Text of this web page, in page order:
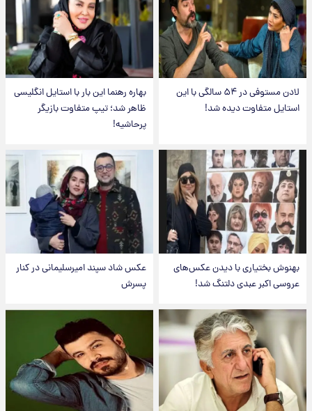
لادن مستوفی در ۵۴ سالگی با این
استایل متفاوت دیده شد!
بهاره رهنما این بار با استایل انگلیسی
ظاهر شد؛ تیپ متفاوت بازیگر
پرحاشیه!
بهنوش بختیاری با دیدن عکس‌های
عروسی اکبر عبدی دلتنگ شد!
عکس شاد سپند امیرسلیمانی در کنار
پسرش